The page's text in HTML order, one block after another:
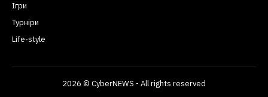
Ігри
Турніри
Life-style
2026 © CyberNEWS - All rights reserved